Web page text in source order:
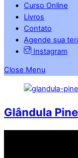
Curso Online
Livros
Contato
Agende sua
Instagram
Close Menu
Glândula